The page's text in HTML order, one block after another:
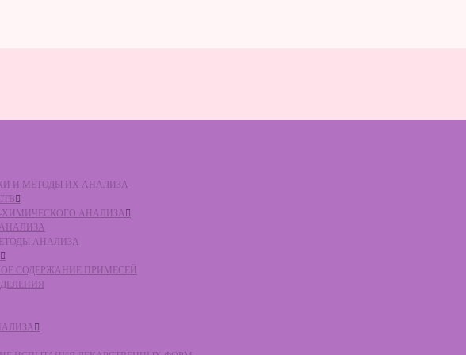
И МЕТОДЫ ИХ АНАЛИЗА
ХИМИЧЕСКОГО АНАЛИЗА
АНАЛИЗА
АНАЛИЗА
СОДЕРЖАНИЕ ПРИМЕСЕЙ